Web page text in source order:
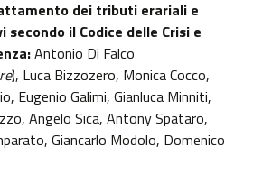
dei tributi erariali e
il Codice delle Crisi e
Antonio Di Falco
), Luca Bizzozero, Monica Cocco,
Eugenio Galimi, Gianluca Minniti,
Angelo Sica, Antony Spataro,
Giancarlo Modolo, Domenico